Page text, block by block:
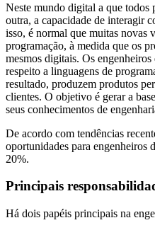
Neste mundo digital a que todos
outra, a capacidade de interagir
isso, é normal que muitas novas
programação, à medida que os
mesmos digitais. Os
respeito a linguagens de
resultado, produzem produtos
clientes. O objetivo é gerar a
seus conhecimentos de
De acordo com tendências
oportunidades para engenheiros
20%.
Principais
Há dois papéis principais na